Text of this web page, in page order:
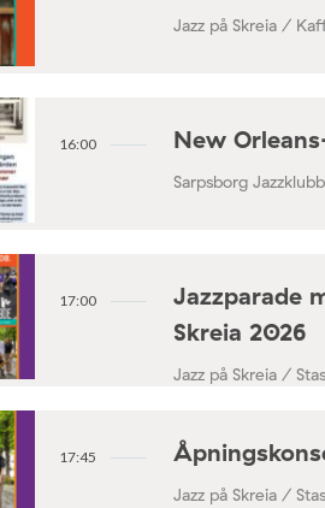
Jazz på Skreia /
16:00 New
Sarpsborg
17:00
Jazzparade
Skreia 2026
Jazz på Skreia /
17:45
Jazz på Skreia /